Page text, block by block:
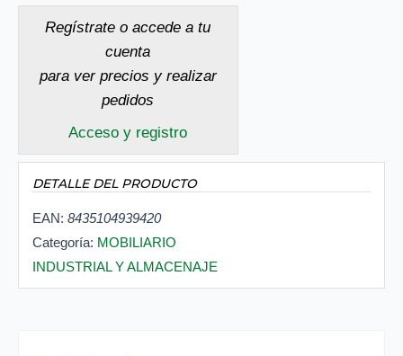
Regístrate o accede a tu
cuenta
para ver precios y realizar
pedidos
Acceso y registro
DETALLE DEL PRODUCTO
EAN: 8435104939420
Categoría: MOBILIARIO
INDUSTRIAL Y ALMACENAJE